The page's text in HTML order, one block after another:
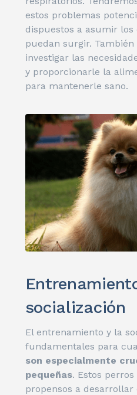
estos problemas
dispuestos a asumir los
puedan surgir.
investigar las
y proporcionarle la
para mantenerle sano.
socialización
El entrenamiento y la
fundamentales para
son especialmente
pequeñas. Estos
propensos a